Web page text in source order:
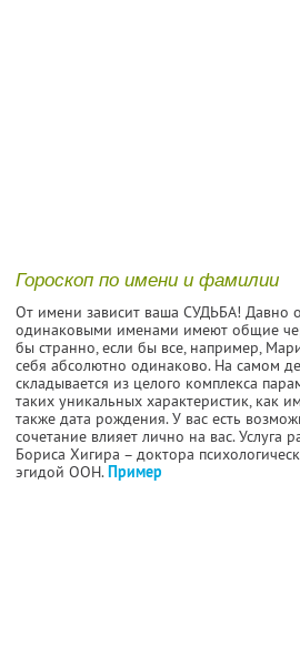
Гороскоп по имени и фамилии
От имени зависит ваша СУДЬБА! Давно
одинаковыми именами имеют общие
бы странно, если бы все, например,
себя абсолютно одинаково. На самом
складывается из целого комплекса
таких уникальных характеристик, как
также дата рождения. У вас есть
сочетание влияет лично на вас. Услуга
Бориса Хигира – доктора
эгидой ООН.Пример